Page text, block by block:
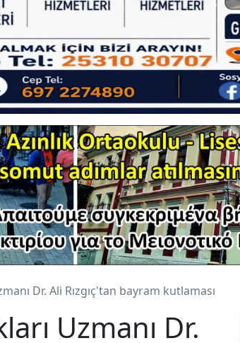
Dr. Ali Rızgıç'tan bayram kutlaması
Uzmanı Dr.